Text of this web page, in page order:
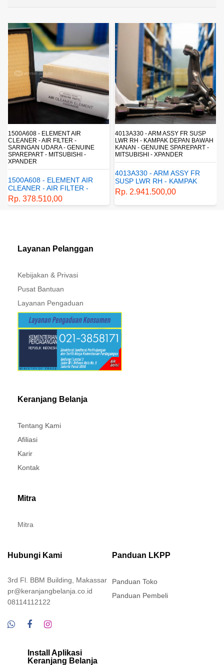
1500A608 - ELEMENT AIR
CLEANER - AIR FILTER -
SARINGAN UDARA - GENUINE
SPAREPART - MITSUBISHI -
XPANDER
1500A608 - ELEMENT AIR
CLEANER - AIR FILTER -
SARINGAN UDARA -
GENUINE SPAREPART -
Rp. 378.510,00
4013A330 - ARM ASSY FR SUSP
LWR RH - KAMPAK DEPAN BAWAH
KANAN - GENUINE SPAREPART -
MITSUBISHI - XPANDER
4013A330 - ARM ASSY FR
SUSP LWR RH - KAMPAK
DEPAN BAWAH KANAN -
GENUINE SPAREPART -
MITSUBISHI - XPANDER
Rp. 2.941.500,00
Layanan Pelanggan
Kebijakan & Privasi
Pusat Bantuan
Layanan Pengaduan
Keranjang Belanja
Tentang Kami
Afiliasi
Karir
Kontak
Mitra
Mitra
Hubungi Kami
3rd Fl. BBM Building, Makassar
pr@keranjangbelanja.co.id
08114112122
Panduan LKPP
Panduan Toko
Panduan Pembeli
Install Aplikasi
Keranjang Belanja